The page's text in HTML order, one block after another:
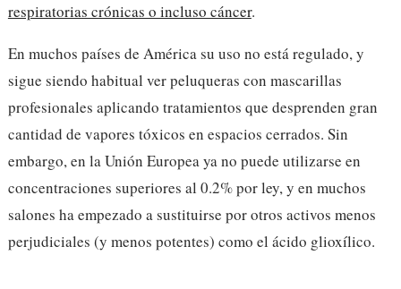
respiratorias crónicas o incluso cáncer.
En muchos países de América su uso no está regulado, y
sigue siendo habitual ver peluqueras con mascarillas
profesionales aplicando tratamientos que desprenden gran
cantidad de vapores tóxicos en espacios cerrados. Sin
embargo, en la Unión Europea ya no puede utilizarse en
concentraciones superiores al 0.2% por ley, y en muchos
salones ha empezado a sustituirse por otros activos menos
perjudiciales (y menos potentes) como el ácido glioxílico.